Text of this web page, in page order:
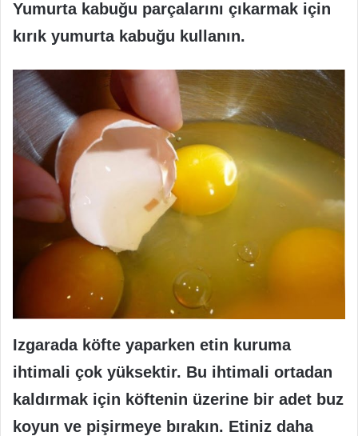
Yumurta kabuğu parçalarını çıkarmak için
kırık yumurta kabuğu kullanın.
Izgarada köfte yaparken etin kuruma
ihtimali çok yüksektir. Bu ihtimali ortadan
kaldırmak için köftenin üzerine bir adet buz
koyun ve pişirmeye bırakın. Etiniz daha